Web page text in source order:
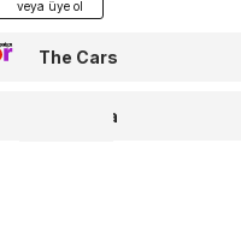
The Cars
WPP Media